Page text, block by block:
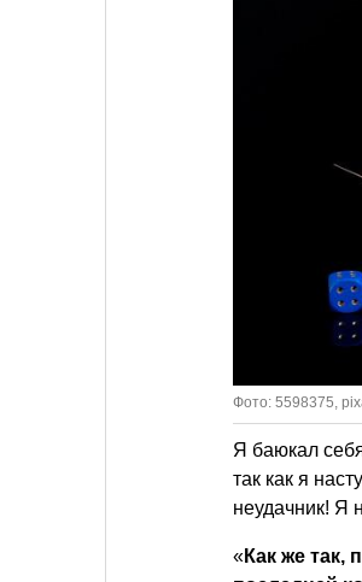
Фото: 5598375,
Я баюкал
так как я
неудачник! Я
«Как же так,